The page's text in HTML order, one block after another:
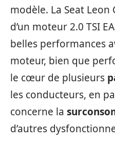
modèle. La Seat
d’un moteur 2.0 TSI
belles performances
moteur, bien que
le cœur de plusieurs
les conducteurs, en
concerne la
d’autres